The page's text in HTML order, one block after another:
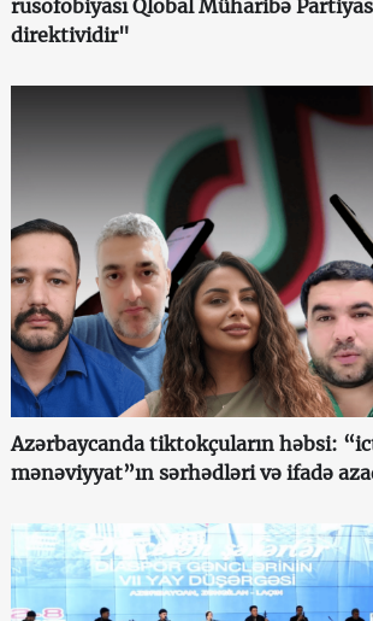
rusofobiyası Qlobal Müharibə
direktividir"
Azərbaycanda tiktokçuların həbsi:
mənəviyyat”ın sərhədləri və ifadə